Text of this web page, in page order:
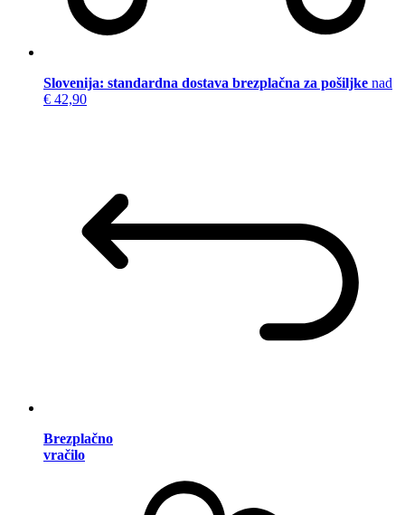
Slovenija: standardna dostava brezplačna za pošiljke nad
€ 42,90
Brezplačno
vračilo